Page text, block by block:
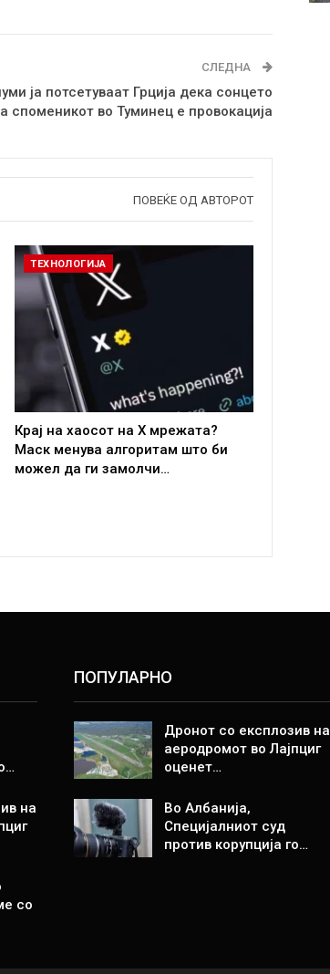
СЛЕДНА
ја потсетуваат Грција дека сонцето
споменикот во Туминец е провокација
ПОВЕЌЕ ОД АВТОРОТ
ТЕХНОЛОГИЈА
Крај на хаосот на X мрежата?
Маск менува алгоритам што би
можел да ги замолчи…
на
со
ПОПУЛАРНО
Дронот со експлозив на
аеродромот во Лајпциг
оценет…
Во Албанија,
Специјалниот суд
против корупција го…